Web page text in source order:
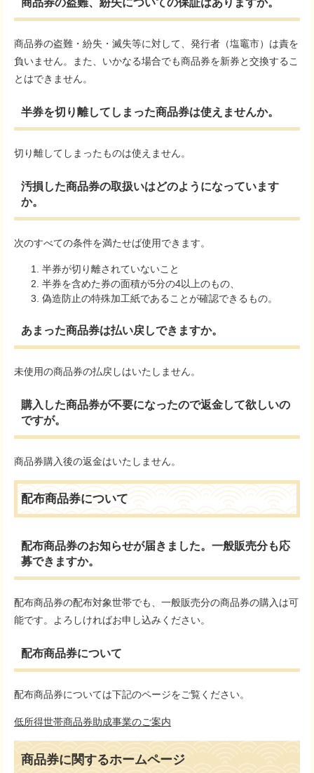
商品券の盗難、紛失についての保証はありますか。
商品券の盗難・紛失・滅失等に対して、発行者（塩竈市）は責を
負いません。また、いかなる場合でも商品券を新券と交換するこ
とはできません。
半券を切り離してしまった商品券は使えませんか。
切り離してしまったものは使えません。
汚損した商品券の取扱いはどのようになっています
か。
次のすべての条件を満たせば使用できます。
半券が切り離されていないこと
半券を含めた券の面積が5分の4以上のもの、
偽造防止の特殊加工紙であることが確認できるもの。
あまった商品券は払い戻しできますか。
未使用の商品券の払戻しはいたしません。
購入した商品券が不要になったので返金して欲しいの
ですが。
商品券購入後の返金はいたしません。
配布商品券について
配布商品券のお知らせが届きました。一般販売分も応
募できますか。
配布商品券の配布対象世帯でも、一般販売分の商品券の購入は可
能です。よろしければお申し込みください。
配布商品券について
配布商品券については下記のページをご覧ください。
低所得世帯商品券助成事業のご案内
商品券に関するホームページ